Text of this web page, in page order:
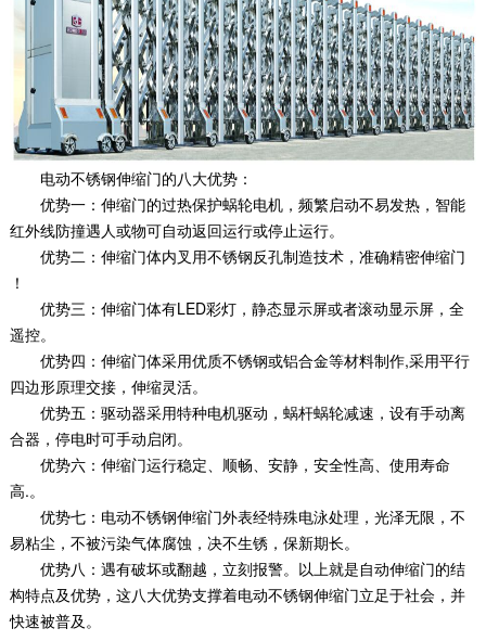
电动不锈钢伸缩门的八大优势：
优势一：伸缩门的过热保护蜗轮电机，频繁启动不易发热，智能
红外线防撞遇人或物可自动返回运行或停止运行。
优势二：伸缩门体内叉用不锈钢反孔制造技术，准确精密伸缩门
！
优势三：伸缩门体有LED彩灯，静态显示屏或者滚动显示屏，全
遥控。
优势四：伸缩门体采用优质不锈钢或铝合金等材料制作,采用平行
四边形原理交接，伸缩灵活。
优势五：驱动器采用特种电机驱动，蜗杆蜗轮减速，设有手动离
合器，停电时可手动启闭。
优势六：伸缩门运行稳定、顺畅、安静，安全性高、使用寿命
高.。
优势七：电动不锈钢伸缩门外表经特殊电泳处理，光泽无限，不
易粘尘，不被污染气体腐蚀，决不生锈，保新期长。
优势八：遇有破坏或翻越，立刻报警。以上就是自动伸缩门的结
构特点及优势，这八大优势支撑着电动不锈钢伸缩门立足于社会，并
快速被普及。